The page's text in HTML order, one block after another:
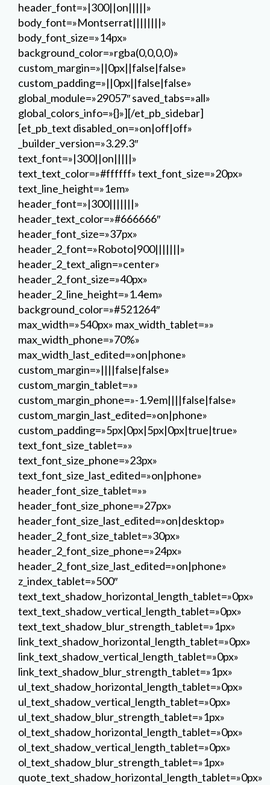
header_font=»|300||on|||||»
body_font=»Montserrat||||||||»
body_font_size=»14px»
background_color=»rgba(0,0,0,0)»
custom_margin=»||0px||false|false»
custom_padding=»||0px||false|false»
global_module=»29057″ saved_tabs=»all»
global_colors_info=»{}»][/et_pb_sidebar]
[et_pb_text disabled_on=»on|off|off»
_builder_version=»3.29.3″
text_font=»|300||on|||||»
text_text_color=»#ffffff» text_font_size=»20px»
text_line_height=»1em»
header_font=»|300|||||||»
header_text_color=»#666666″
header_font_size=»37px»
header_2_font=»Roboto|900|||||||»
header_2_text_align=»center»
header_2_font_size=»40px»
header_2_line_height=»1.4em»
background_color=»#521264″
max_width=»540px» max_width_tablet=»»
max_width_phone=»70%»
max_width_last_edited=»on|phone»
custom_margin=»||||false|false»
custom_margin_tablet=»»
custom_margin_phone=»-1.9em||||false|false»
custom_margin_last_edited=»on|phone»
custom_padding=»5px|0px|5px|0px|true|true»
text_font_size_tablet=»»
text_font_size_phone=»23px»
text_font_size_last_edited=»on|phone»
header_font_size_tablet=»»
header_font_size_phone=»27px»
header_font_size_last_edited=»on|desktop»
header_2_font_size_tablet=»30px»
header_2_font_size_phone=»24px»
header_2_font_size_last_edited=»on|phone»
z_index_tablet=»500″
text_text_shadow_horizontal_length_tablet=»0px»
text_text_shadow_vertical_length_tablet=»0px»
text_text_shadow_blur_strength_tablet=»1px»
link_text_shadow_horizontal_length_tablet=»0px»
link_text_shadow_vertical_length_tablet=»0px»
link_text_shadow_blur_strength_tablet=»1px»
ul_text_shadow_horizontal_length_tablet=»0px»
ul_text_shadow_vertical_length_tablet=»0px»
ul_text_shadow_blur_strength_tablet=»1px»
ol_text_shadow_horizontal_length_tablet=»0px»
ol_text_shadow_vertical_length_tablet=»0px»
ol_text_shadow_blur_strength_tablet=»1px»
quote_text_shadow_horizontal_length_tablet=»0px»